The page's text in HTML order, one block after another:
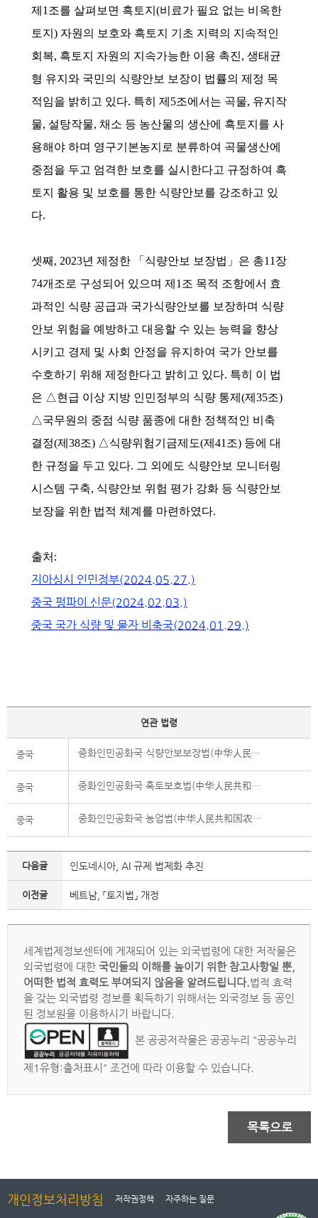
제1조를 살펴보면 흑토지(비료가 필요 없는 비옥한
토지) 자원의 보호와 흑토지 기초 지력의 지속적인
회복, 흑토지 자원의 지속가능한 이용 촉진, 생태균
형 유지와 국민의 식량안보 보장이 법률의 제정 목
적임을 밝히고 있다. 특히 제5조에서는 곡물, 유지작
물, 설탕작물, 채소 등 농산물의 생산에 흑토지를 사
용해야 하며 영구기본농지로 분류하여 곡물생산에
중점을 두고 엄격한 보호를 실시한다고 규정하여 흑
토지 활용 및 보호를 통한 식량안보를 강조하고 있
다.
셋째, 2023년 제정한 「식량안보 보장법」은 총11장
74개조로 구성되어 있으며 제1조 목적 조항에서 효
과적인 식량 공급과 국가식량안보를 보장하며 식량
안보 위험을 예방하고 대응할 수 있는 능력을 향상
시키고 경제 및 사회 안정을 유지하여 국가 안보를
수호하기 위해 제정한다고 밝히고 있다. 특히 이 법
은 △현급 이상 지방 인민정부의 식량 통제(제35조)
△국무원의 중점 식량 품종에 대한 정책적인 비축
결정(제38조) △식량위험기금제도(제41조) 등에 대
한 규정을 두고 있다. 그 외에도 식량안보 모니터링
시스템 구축, 식량안보 위험 평가 강화 등 식량안보
보장을 위한 법적 체계를 마련하였다.
출처:
지아싱시 인민정부(2024.05.27.)
중국 펑파이 신문(2024.02.03.)
중국 국가 식량 및 물자 비축국(2024.01.29.)
연관 법령
중국 중화인민공화국 식량안보보장법(中华人民共和国粮食安全保障法)
중국 중화인민공화국 흑토보호법(中华人民共和国黑土地保护法)
중국 중화인민공화국 농업법(中华人民共和国农业法)
다음글 인도네시아, AI 규제 법제화 추진
이전글 베트남, 「토지법」 개정
세계법제정보센터에 게재되어 있는 외국법령에 대한 저작물은
외국법령에 대한 국민들의 이해를 높이기 위한 참고사항일 뿐,
어떠한 법적 효력도 부여되지 않음을 알려드립니다.법적 효력
을 갖는 외국법령 정보를 획득하기 위해서는 외국정보 등 공인
된 정보원을 이용하시기 바랍니다.
본 공공저작물은 공공누리 "공공누리
제1유형:출처표시" 조건에 따라 이용할 수 있습니다.
목록으로
개인정보처리방침 저작권정책 자주하는 질문